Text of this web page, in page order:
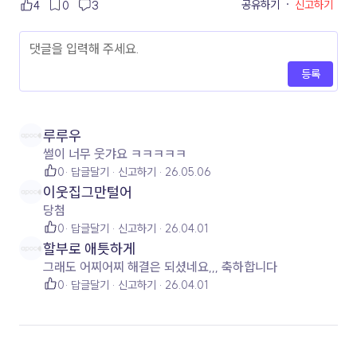
4 0 3 공유하기 · 신고하기
등록
루루우
썰이 너무 웃갸요 ㅋㅋㅋㅋㅋ
0 답글달기 신고하기 26.05.06
이웃집그만털어
당첨
0 답글달기 신고하기 26.04.01
할부로 애틋하게
그래도 어찌어찌 해결은 되셨네요,,, 축하합니다
0 답글달기 신고하기 26.04.01